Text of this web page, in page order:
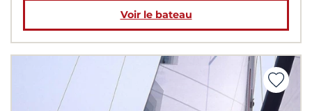
Voir le bateau